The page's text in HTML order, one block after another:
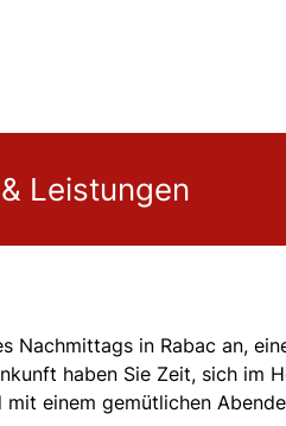
Leistungen
Nachmittags in Rabac an,
haben Sie Zeit, sich im
mit einem gemütlichen